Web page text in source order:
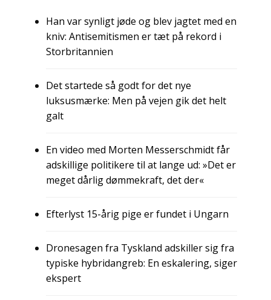
Han var synligt jøde og blev jagtet med en
kniv: Antisemitismen er tæt på rekord i
Storbritannien
Det startede så godt for det nye
luksusmærke: Men på vejen gik det helt
galt
En video med Morten Messerschmidt får
adskillige politikere til at lange ud: »Det er
meget dårlig dømmekraft, det der«
Efterlyst 15-årig pige er fundet i Ungarn
Dronesagen fra Tyskland adskiller sig fra
typiske hybridangreb: En eskalering, siger
ekspert